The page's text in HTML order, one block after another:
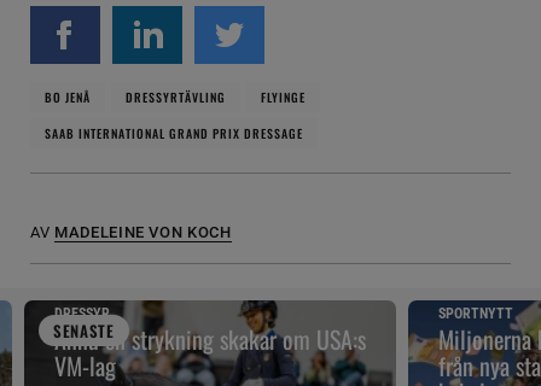
BO JENÅ DRESSYRTÄVLING
FLYINGE
SAAB INTERNATIONAL GRAND PRIX DRESSAGE
AV MADELEINE VON KOCH
SENASTE
DRESSYR
Ännu en strykning skakar om USA:s
VM-lag
SPORTNYTT
Miljonerna
från nya